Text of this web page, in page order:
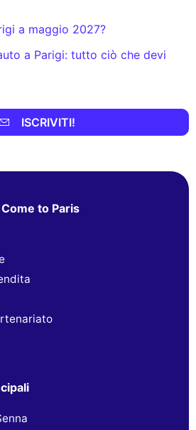
a maggio 2027?
a Parigi: tutto ciò che devi
ISCRIVITI!
to Paris